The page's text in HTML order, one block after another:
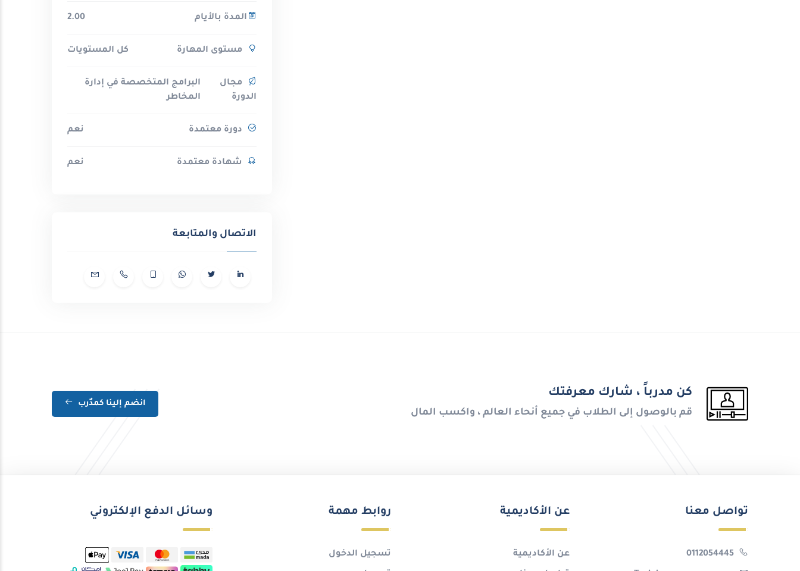
المدة بالأيام 2.00
مستوى المهارة كل المستويات
مجال
الدورة
البرامج المتخصصة في إدارة
المخاطر
دورة معتمدة نعم
شهادة معتمدة نعم
الاتصال والمتابعة
كن مدرباً ، شارك معرفتك
قم بالوصول إلى الطلاب في جميع أنحاء العالم ، واكسب المال
انضم إلينا كمدٌرب
تواصل معنا عن الأكاديمية
عن الأكاديمية
روابط مهمة
تسجيل الدخول
وسائل الدفع الإلكتروني